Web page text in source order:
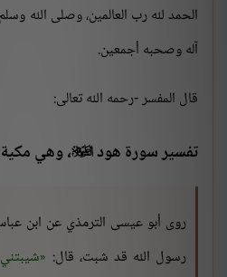
الحمد لله رب العالمين، وصلى الله
آله وصحبه أجمعين.
قال المفسر -رحمه الله تعالى:
تفسير سورة هود، وهي
روى أبو عيسى الترمذي عن ابن
رسول الله قد شبت، قال: